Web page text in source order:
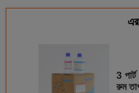
এর
3
রুম